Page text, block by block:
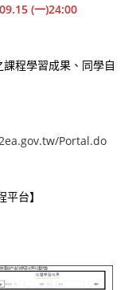
(一)24:00
程學習成果、同學自
Portal.do
台】